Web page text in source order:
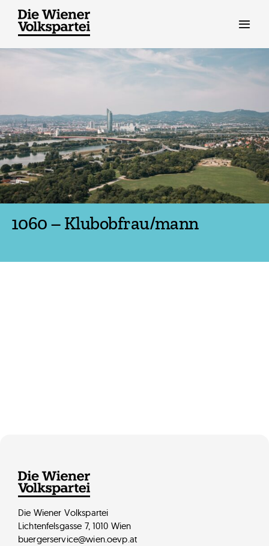
Inhalt
springen
1060 – Klubobfrau/mann
Die Wiener Volkspartei
Lichtenfelsgasse 7, 1010 Wien
buergerservice@wien.oevp.at